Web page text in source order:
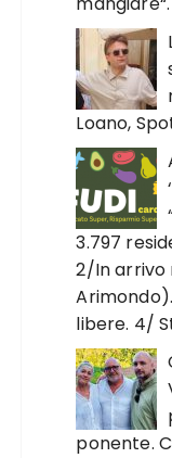
Loano,
3.797
2/In arrivo
libere. 4/
ponente.